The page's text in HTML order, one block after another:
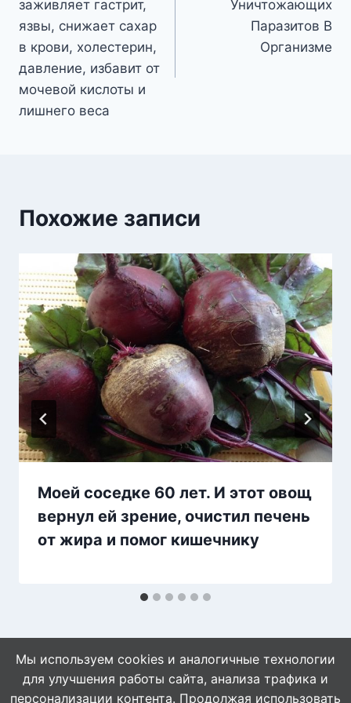
записям
заживляет гастрит,
язвы, снижает сахар
в крови, холестерин,
давление, избавит от
мочевой кислоты и
лишнего веса
Уничтожающих
Паразитов В
Организме
Похожие записи
Моей соседке 60 лет. И этот овощ
вернул ей зрение, очистил печень
от жира и помог кишечнику
Мы используем cookies и аналогичные технологии
для улучшения работы сайта, анализа трафика и
персонализации контента. Продолжая использовать